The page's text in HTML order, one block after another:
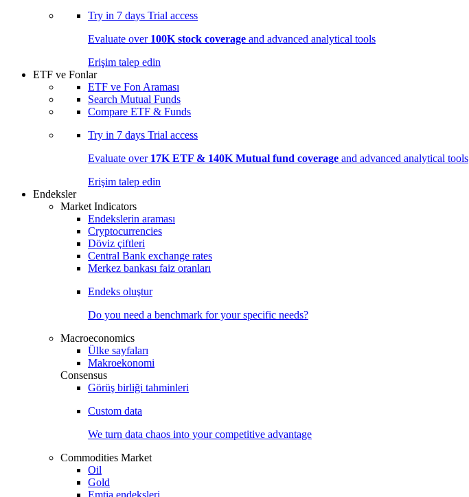
Try in 7 days Trial access
Evaluate over 100K stock coverage and advanced analytical tools
Erişim talep edin
ETF ve Fonlar
ETF ve Fon Araması
Search Mutual Funds
Compare ETF & Funds
Try in 7 days Trial access
Evaluate over 17K ETF & 140K Mutual fund coverage and advanced analytical tools
Erişim talep edin
Endeksler
Market Indicators
Endekslerin araması
Cryptocurrencies
Döviz çiftleri
Central Bank exchange rates
Merkez bankası faiz oranları
Endeks oluştur
Do you need a benchmark for your specific needs?
Macroeconomics
Ülke sayfaları
Makroekonomi
Consensus
Görüş birliği tahminleri
Custom data
We turn data chaos into your competitive advantage
Commodities Market
Oil
Gold
Emtia endeksleri